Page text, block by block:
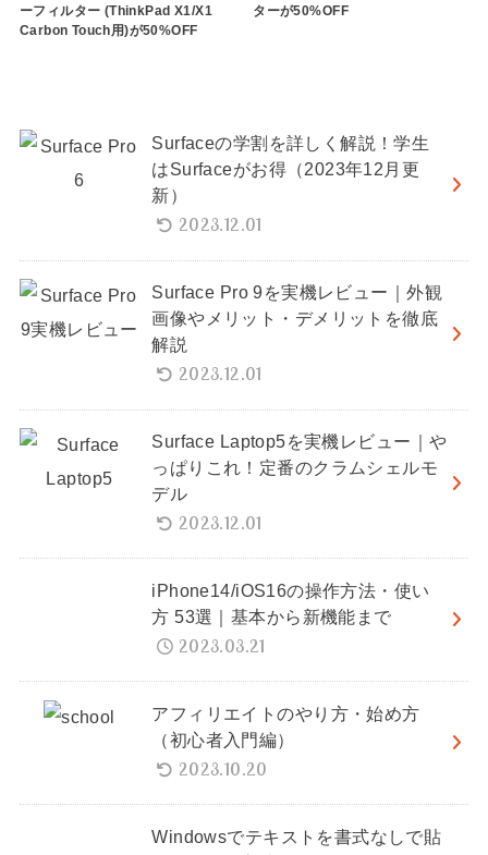
ーフィルター (ThinkPad X1/X1
Carbon Touch用)が50%OFF
ターが50%OFF
Surfaceの学割を詳しく解説！学生
はSurfaceがお得（2023年12月更
新）
2023.12.01
Surface Pro 9を実機レビュー｜外観
画像やメリット・デメリットを徹底
解説
2023.12.01
Surface Laptop5を実機レビュー｜や
っぱりこれ！定番のクラムシェルモ
デル
2023.12.01
iPhone14/iOS16の操作方法・使い
方 53選｜基本から新機能まで
2023.03.21
アフィリエイトのやり方・始め方
（初心者入門編）
2023.10.20
Windowsでテキストを書式なしで貼